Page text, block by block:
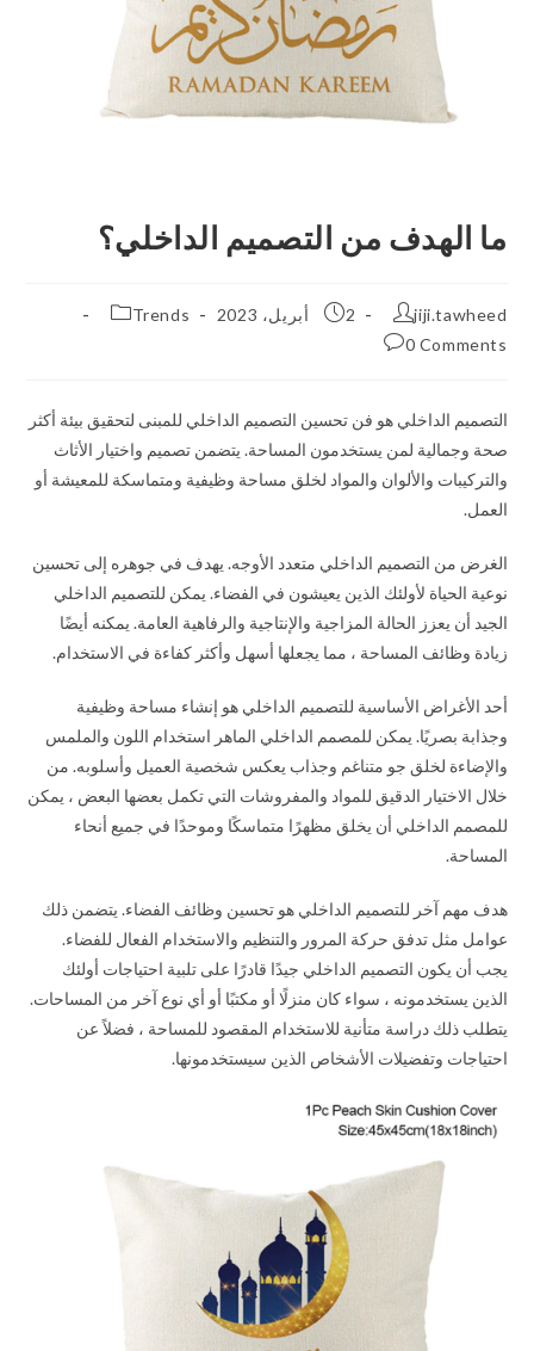
ما الهدف من التصميم الداخلي؟
jiji.tawheed 2 أبريل، 2023
Trends
0 Comments
التصميم الداخلي هو فن تحسين التصميم الداخلي للمبنى لتحقيق بيئة أكثر
صحة وجمالية لمن يستخدمون المساحة. يتضمن تصميم واختيار الأثاث
والتركيبات والألوان والمواد لخلق مساحة وظيفية ومتماسكة للمعيشة أو
العمل.
الغرض من التصميم الداخلي متعدد الأوجه. يهدف في جوهره إلى تحسين
نوعية الحياة لأولئك الذين يعيشون في الفضاء. يمكن للتصميم الداخلي
الجيد أن يعزز الحالة المزاجية والإنتاجية والرفاهية العامة. يمكنه أيضًا
زيادة وظائف المساحة ، مما يجعلها أسهل وأكثر كفاءة في الاستخدام.
أحد الأغراض الأساسية للتصميم الداخلي هو إنشاء مساحة وظيفية
وجذابة بصريًا. يمكن للمصمم الداخلي الماهر استخدام اللون والملمس
والإضاءة لخلق جو متناغم وجذاب يعكس شخصية العميل وأسلوبه. من
خلال الاختيار الدقيق للمواد والمفروشات التي تكمل بعضها البعض ، يمكن
للمصمم الداخلي أن يخلق مظهرًا متماسكًا وموحدًا في جميع أنحاء
المساحة.
هدف مهم آخر للتصميم الداخلي هو تحسين وظائف الفضاء. يتضمن ذلك
عوامل مثل تدفق حركة المرور والتنظيم والاستخدام الفعال للفضاء.
يجب أن يكون التصميم الداخلي جيدًا قادرًا على تلبية احتياجات أولئك
الذين يستخدمونه ، سواء كان منزلًا أو مكتبًا أو أي نوع آخر من المساحات.
يتطلب ذلك دراسة متأنية للاستخدام المقصود للمساحة ، فضلاً عن
احتياجات وتفضيلات الأشخاص الذين سيستخدمونها.